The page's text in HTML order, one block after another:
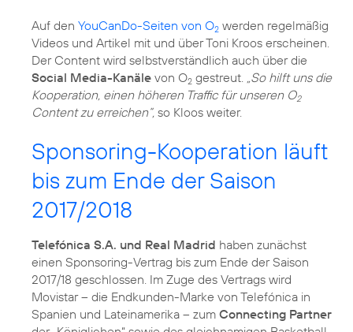
Auf den YouCanDo-Seiten von O2 werden regelmäßig
Videos und Artikel mit und über Toni Kroos erscheinen.
Der Content wird selbstverständlich auch über die
Social Media-Kanäle von O2 gestreut. „So hilft uns die
Kooperation, einen höheren Traffic für unseren O2
Content zu erreichen“, so Kloos weiter.
Sponsoring-Kooperation läuft
bis zum Ende der Saison
2017/2018
Telefónica S.A. und Real Madrid haben zunächst
einen Sponsoring-Vertrag bis zum Ende der Saison
2017/18 geschlossen. Im Zuge des Vertrags wird
Movistar – die Endkunden-Marke von Telefónica in
Spanien und Lateinamerika – zum Connecting Partner